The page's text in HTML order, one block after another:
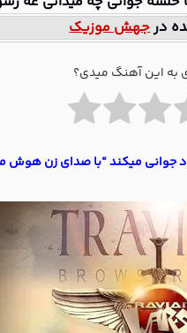
درجهش موزیک
به این آهنگ میدی؟
جوانی میکند “با صدای زن هوش